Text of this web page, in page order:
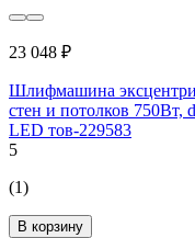
23 048 ₽
Шлифмашина
стен и потолков
LED тов-229583
5
(1)
В корзину